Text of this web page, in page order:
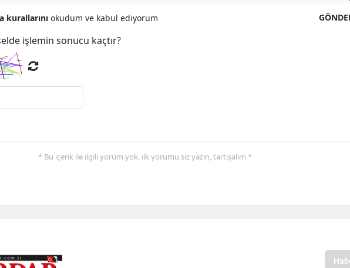
kurallarını okudum ve kabul ediyorum
işlemin sonucu kaçtır?
* Bu içerik ile ilgili yorum yok, ilk yorumu siz yazın, tartışalım *